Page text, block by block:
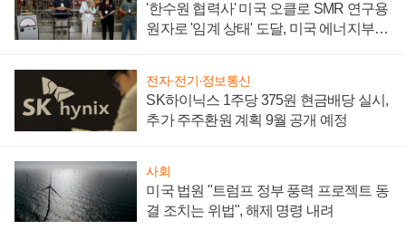
'한수원 협력사' 미국 오클로 SMR 연구용
원자로 '임계 상태' 도달, 미국 에너지부
전자·전기·정보통신
SK하이닉스 1주당 375원 현금배당 실시,
추가 주주환원 계획 9월 공개 예정
사회
미국 법원 "트럼프 정부 풍력 프로젝트 동
결 조치는 위법", 해제 명령 내려